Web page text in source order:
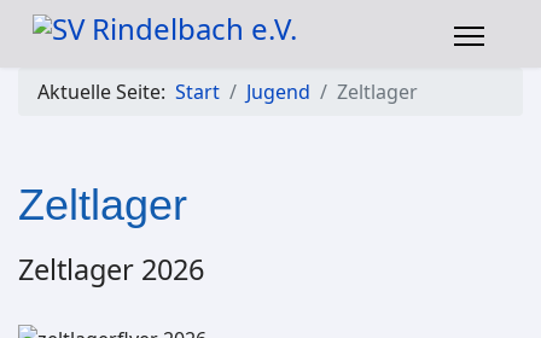
Aktuelle Seite: Start Jugend Zeltlager
Zeltlager
Zeltlager 2026